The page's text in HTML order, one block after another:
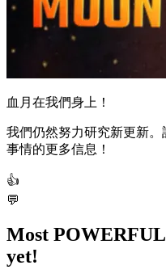
血月在我們身上！
我們仍然努力研究新更新
事情的更多信息！
👍
💬
Most
yet!